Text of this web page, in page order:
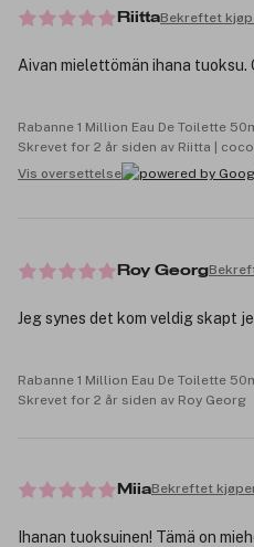
RiittaBekreftet
Aivan mielettömän ihana tuoksu.
Rabanne 1 Million Eau De Toilette
Skrevet for 2 år siden av Riitta |
Vis oversettelse
Roy Georg
Jeg synes det kom veldig skapt
Rabanne 1 Million Eau De Toilette
Skrevet for 2 år siden av Roy Georg
MiiaBekreftet
Ihanan tuoksuinen! Tämä on